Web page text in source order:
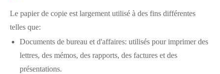
Le papier de copie est largement utilisé à des fins différentes
telles que:
Documents de bureau et d'affaires: utilisés pour imprimer des
lettres, des mémos, des rapports, des factures et des
présentations.